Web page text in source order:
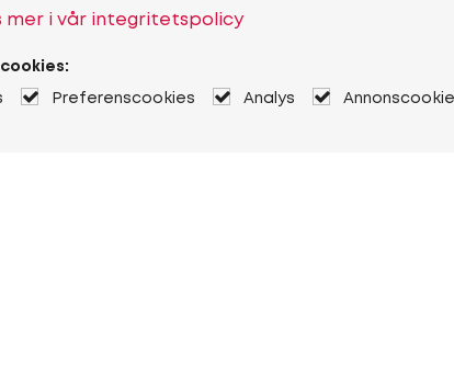
mer i vår integritetspolicy
Preferenscookies Analys